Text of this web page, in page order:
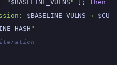
" $BASELINE_VULNS " ] ;
then
$BASELINE_VULNS →
"